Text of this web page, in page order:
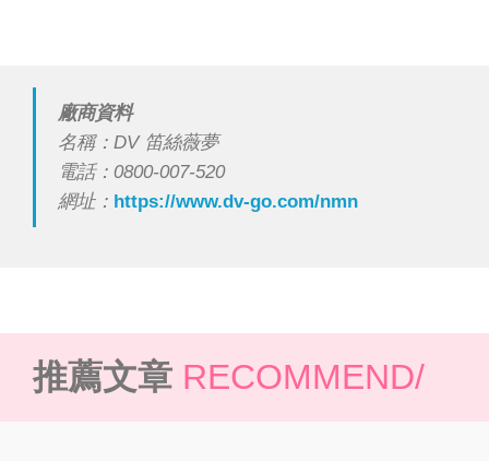
廠商資料
名稱：DV 笛絲薇夢
電話：0800-007-520
網址： https://www.dv-go.com/nmn
推薦文章 RECOMMEND/